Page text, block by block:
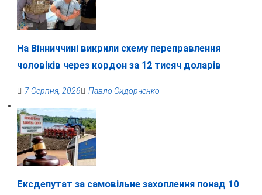
На Вінниччині викрили схему переправлення
чоловіків через кордон за 12 тисяч доларів
7 Серпня, 2026 Павло Сидорченко
Ексдепутат за самовільне захоплення понад 10